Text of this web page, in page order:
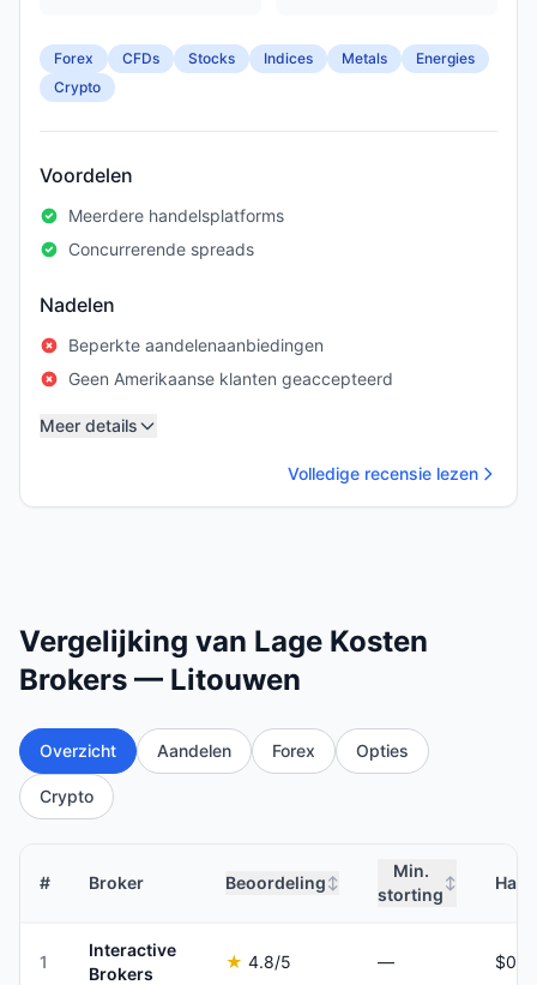
Forex CFDs Stocks Indices Metals
Energies
Crypto
Voordelen
Meerdere handelsplatforms
Concurrerende spreads
Nadelen
Beperkte aandelenaanbiedingen
Geen Amerikaanse klanten geaccepteerd
Meer details
Volledige recensie lezen
Vergelijking van Lage Kosten
Brokers — Litouwen
Overzicht Aandelen Forex Opties
Crypto
# Broker Beoordeling ↕
Min.
storting
↕
1
Interactive
Brokers
★ 4.8/5 —